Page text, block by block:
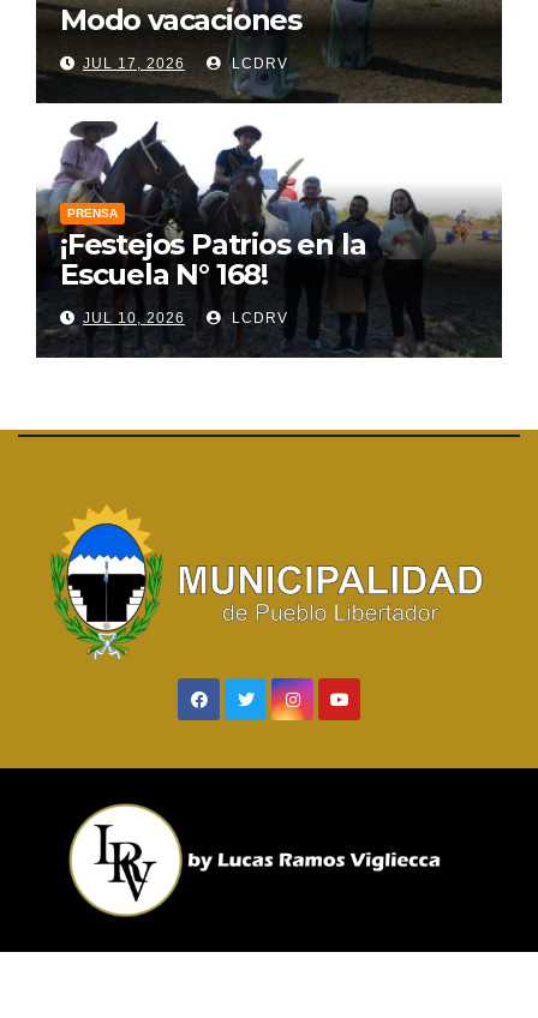
Modo vacaciones
JUL 17, 2026 LCDRV
PRENSA
¡Festejos Patrios en la
Escuela N° 168!
JUL 10, 2026 LCDRV